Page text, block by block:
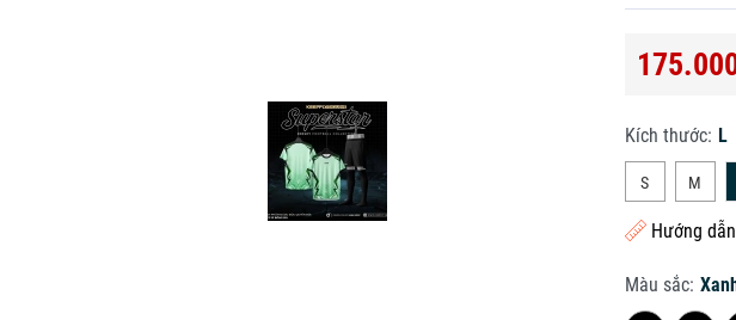
Kích thước: L
S M
Hướng
Màu sắc: